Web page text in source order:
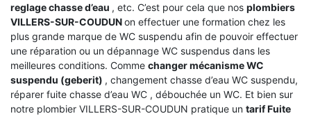
reglage chasse d’eau , etc. C’est pour cela que nos plombiers
VILLERS-SUR-COUDUNon effectuer une formation chez les
plus grande marque de WC suspendu afin de pouvoir effectuer
une réparation ou un dépannage WC suspendus dans les
meilleures conditions. Comme changer mécanisme WC
suspendu (geberit) , changement chasse d’eau WC suspendu,
réparer fuite chasse d’eau WC , débouchée un WC. Et bien sur
notre plombier VILLERS-SUR-COUDUN pratique un tarif Fuite